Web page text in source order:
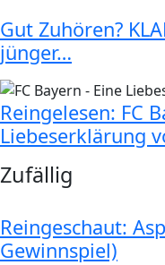
Gut Zuhören?
jünger…
Reingelesen: FC
Liebeserklärung
Zufällig
Reingeschaut:
Gewinnspiel)